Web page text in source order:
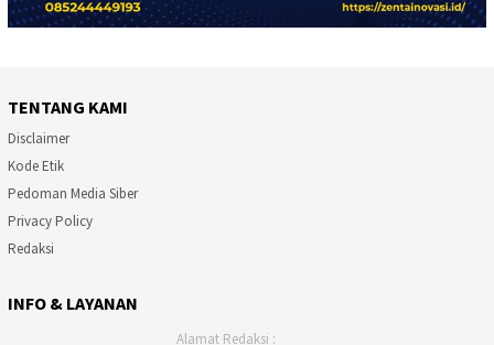
TENTANG KAMI
Disclaimer
Kode Etik
Pedoman Media Siber
Privacy Policy
Redaksi
INFO & LAYANAN
Alamat Redaksi :